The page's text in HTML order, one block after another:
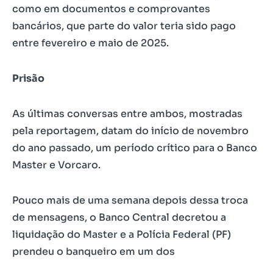
como em documentos e comprovantes
bancários, que parte do valor teria sido pago
entre fevereiro e maio de 2025.
Prisão
As últimas conversas entre ambos, mostradas
pela reportagem, datam do início de novembro
do ano passado, um período crítico para o Banco
Master e Vorcaro.
Pouco mais de uma semana depois dessa troca
de mensagens, o Banco Central decretou a
liquidação do Master e a Polícia Federal (PF)
prendeu o banqueiro em um dos